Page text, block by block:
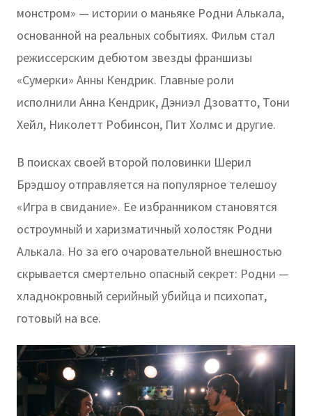
монстром» — истории о маньяке Родни Алькала,
основанной на реальных событиях. Фильм стал
режиссерским дебютом звезды франшизы
«Сумерки» Анны Кендрик. Главные роли
исполнили Анна Кендрик, Дэниэл Дзоватто, Тони
Хейл, Николетт Робинсон, Пит Холмс и другие.
В поисках своей второй половинки Шерил
Брэдшоу отправляется на популярное телешоу
«Игра в свидание». Ее избранником становятся
остроумный и харизматичный холостяк Родни
Алькала. Но за его очаровательной внешностью
скрывается смертельно опасный секрет: Родни —
хладнокровный серийный убийца и психопат,
готовый на все.